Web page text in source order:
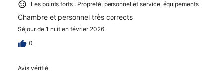
Les points forts : Propreté, personnel et service, équipements
Chambre et personnel très corrects
Séjour de 1 nuit en février 2026
0
Avis vérifié